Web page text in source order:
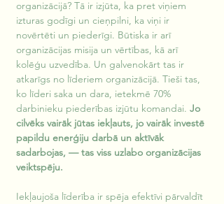
organizācijā? Tā ir izjūta, ka pret viņiem
izturas godīgi un cieņpilni, ka viņi ir
novērtēti un piederīgi. Būtiska ir arī
organizācijas misija un vērtības, kā arī
kolēģu uzvedība. Un galvenokārt tas ir
atkarīgs no līderiem organizācijā. Tieši tas,
ko līderi saka un dara, ietekmē 70%
darbinieku piederības izjūtu komandai. Jo
cilvēks vairāk jūtas iekļauts, jo vairāk investē
papildu enerģiju darbā un aktīvāk
sadarbojas, — tas viss uzlabo organizācijas
veiktspēju.
Iekļaujoša līderība ir spēja efektīvi pārvaldīt